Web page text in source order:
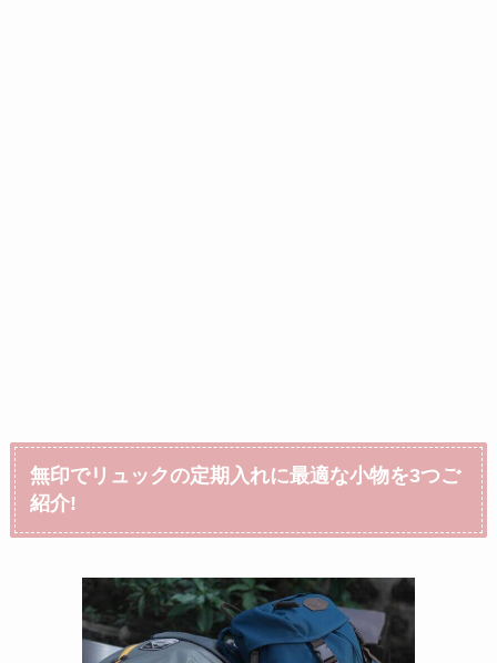
無印でリュックの定期入れに最適な小物を3つご
紹介!